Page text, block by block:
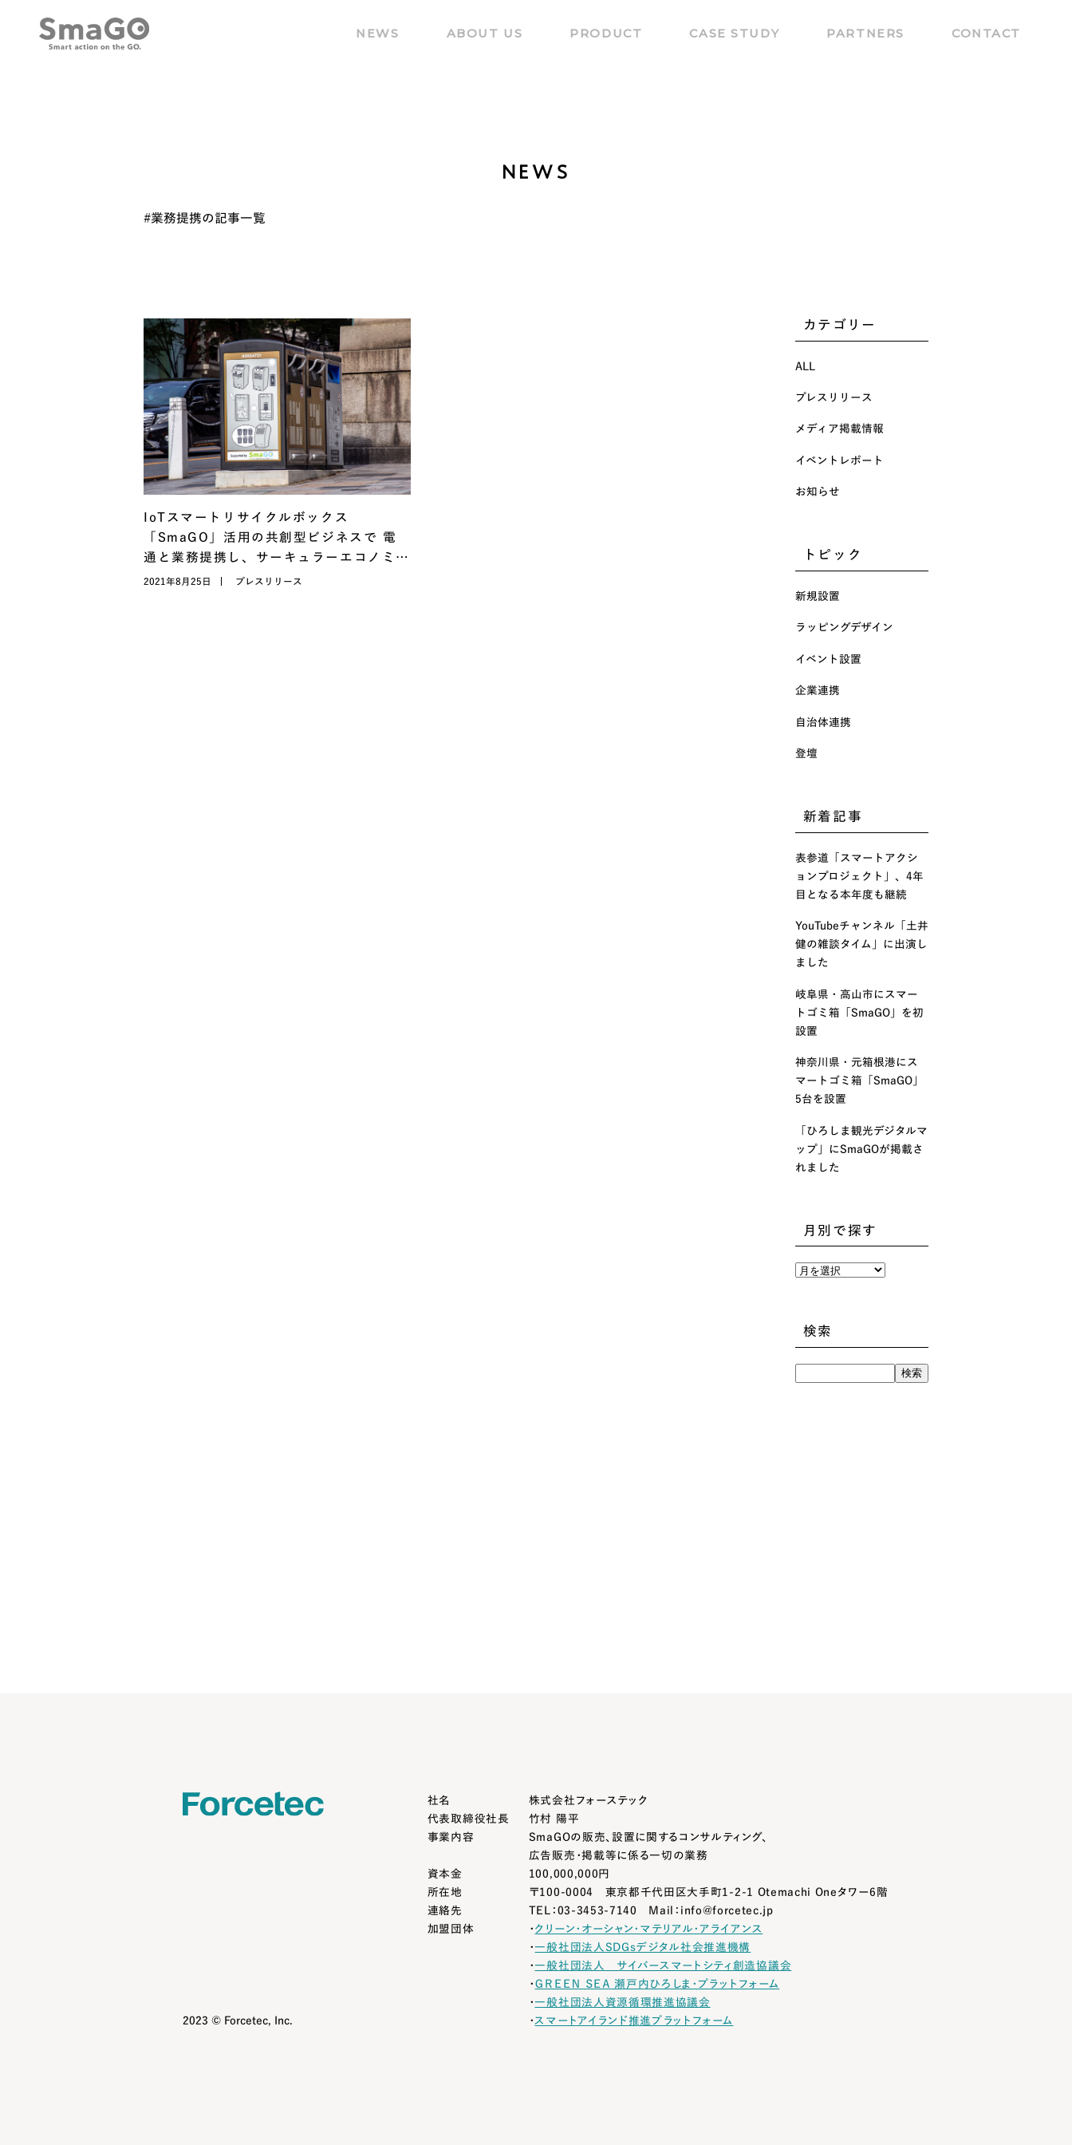
NEWS ABOUT US PRODUCT CASE STUDY PARTNERS CONTACT
NEWS
#業務提携の記事一覧
IoTスマートリサイクルボックス
「SmaGO」活用の共創型ビジネスで 電
通と業務提携し、サーキュラーエコノミー
を推進
2021年8月25日 プレスリリース
カテゴリー
ALL
プレスリリース
メディア掲載情報
イベントレポート
お知らせ
トピック
新規設置
ラッピングデザイン
イベント設置
企業連携
自治体連携
登壇
新着記事
表参道「スマートアクシ
ョンプロジェクト」、4年
目となる本年度も継続
YouTubeチャンネル「土井
健の雑談タイム」に出演し
ました
岐阜県・高山市にスマー
トゴミ箱「SmaGO」を初
設置
神奈川県・元箱根港にス
マートゴミ箱「SmaGO」
5台を設置
「ひろしま観光デジタルマ
ップ」にSmaGOが掲載さ
れました
月別で探す
月
別
検索
検
索:
社名
株式会社フォーステック
代表取締役社長
竹村 陽平
事業内容
SmaGOの販売、設置に関するコンサルティング、
広告販売・掲載等に係る一切の業務
資本金
100,000,000円
所在地
〒100-0004 東京都千代田区大手町1-2-1 Otemachi Oneタワー6階
連絡先
TEL：03-3453-7140 Mail：info@forcetec.jp
加盟団体
・ クリーン・オーシャン・マテリアル・アライアンス
・ 一般社団法人SDGsデジタル社会推進機構
・ 一般社団法人 サイバースマートシティ創造協議会
・ ＧＲＥＥＮ ＳＥＡ 瀬戸内ひろしま・プラットフォーム
・ 一般社団法人資源循環推進協議会
・ スマートアイランド推進プラットフォーム
2023 © Forcetec, Inc.